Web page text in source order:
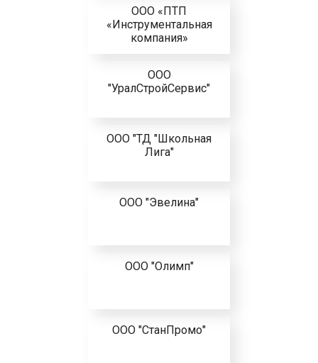
ООО «ПТП
«Инструментальная
компания»
ООО
"УралСтройСервис"
ООО "ТД "Школьная
Лига"
ООО "Эвелина"
ООО "Олимп"
ООО "СтанПромо"